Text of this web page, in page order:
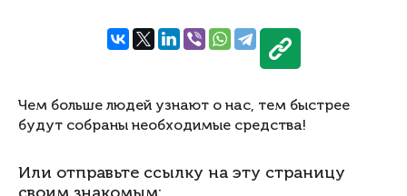
Чем больше людей узнают о нас, тем быстрее
будут собраны необходимые средства!
Или отправьте ссылку на эту страницу